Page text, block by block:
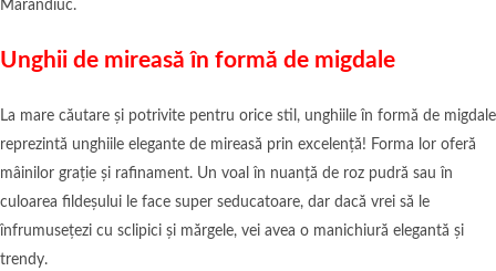
Marandiuc.
Unghii de mireasă în formă de migdale
La mare căutare și potrivite pentru orice stil, unghiile în formă de migdale
reprezintă unghiile elegante de mireasă prin excelență! Forma lor oferă
mâinilor grație și rafinament. Un voal în nuanță de roz pudră sau în
culoarea fildeșului le face super seducatoare, dar dacă vrei să le
înfrumusețezi cu sclipici și mărgele, vei avea o manichiură elegantă și
trendy.